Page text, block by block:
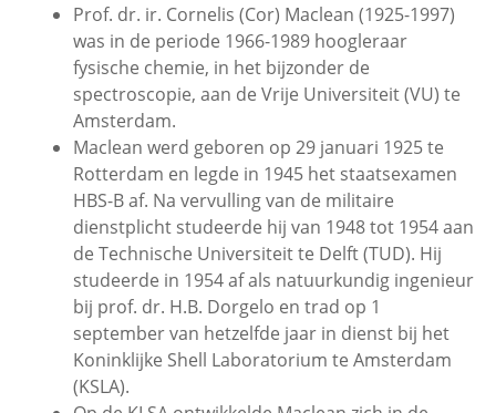
Spring
naar
het
menu
Prof. dr. ir. Cornelis (Cor) Maclean (1925-1997)
was in de periode 1966-1989 hoogleraar
fysische chemie, in het bijzonder de
spectroscopie, aan de Vrije Universiteit (VU) te
Amsterdam.
Maclean werd geboren op 29 januari 1925 te
Rotterdam en legde in 1945 het staatsexamen
HBS-B af. Na vervulling van de militaire
dienstplicht studeerde hij van 1948 tot 1954 aan
de Technische Universiteit te Delft (TUD). Hij
studeerde in 1954 af als natuurkundig ingenieur
bij prof. dr. H.B. Dorgelo en trad op 1
september van hetzelfde jaar in dienst bij het
Koninklijke Shell Laboratorium te Amsterdam
(KSLA).